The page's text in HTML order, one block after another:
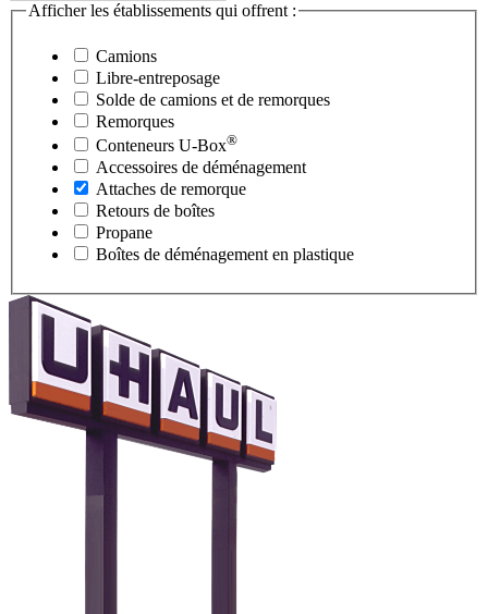
Afficher les établissements qui offrent :
Camions
Libre-entreposage
Solde de camions et de remorques
Remorques
Conteneurs U-Box®
Accessoires de déménagement
Attaches de remorque
Retours de boîtes
Propane
Boîtes de déménagement en plastique